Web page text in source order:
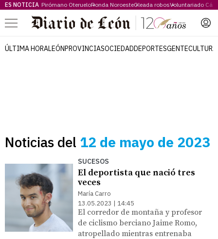
ES NOTICIA Pirómano OterueloRonda NoroesteOleada robosVoluntariado
Menú
ÚLTIMA HORALEÓNPROVINCIASOCIEDADDEPORTESGENTECULTURA
Noticias del 12 de mayo de 2023
SUCESOS
El deportista que nació tres
veces
María Carro
13.05.2023 | 14:45
El corredor de montaña y profesor
de ciclismo berciano Jaime Romo,
atropellado mientras entrenaba